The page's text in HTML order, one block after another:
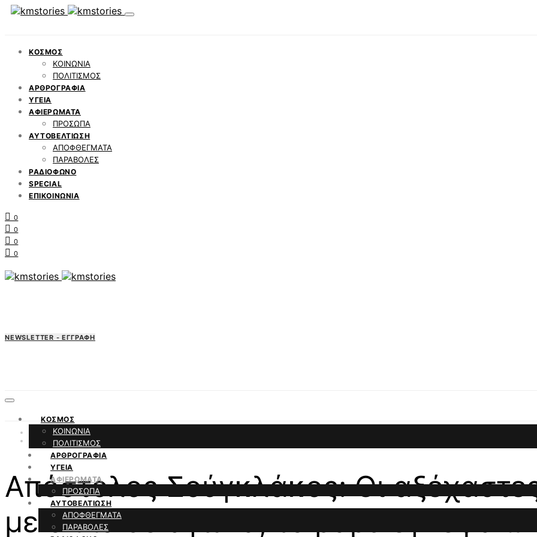
ΚΟΣΜΟΣ
ΚΟΙΝΩΝΙΑ
ΠΟΛΙΤΙΣΜΟΣ
ΑΡΘΡΟΓΡΑΦΙΑ
ΥΓΕΙΑ
ΑΦΙΕΡΩΜΑΤΑ
ΠΡΟΣΩΠΑ
ΑΥΤΟΒΕΛΤΙΩΣΗ
ΑΠΟΦΘΕΓΜΑΤΑ
ΠΑΡΑΒΟΛΕΣ
ΡΑΔΙΟΦΩΝΟ
SPECIAL
ΕΠΙΚΟΙΝΩΝΙΑ
0
0
0
0
NEWSLETTER - ΕΓΓΡΑΦΗ
ΚΟΣΜΟΣ
ΚΟΙΝΩΝΙΑ
ΠΟΛΙΤΙΣΜΟΣ
ΑΡΘΡΟΓΡΑΦΙΑ
ΥΓΕΙΑ
ΑΦΙΕΡΩΜΑΤΑ
ΠΡΟΣΩΠΑ
ΑΥΤΟΒΕΛΤΙΩΣΗ
ΑΠΟΦΘΕΓΜΑΤΑ
ΠΑΡΑΒΟΛΕΣ
ΑΦΙΕΡΩΜΑΤΑ
ΠΡΟΣΩΠΑ
Απόστολος Σούγκλάκος: Οι αξέχαστες
με όπλο σε αγώνα, το βαρύ